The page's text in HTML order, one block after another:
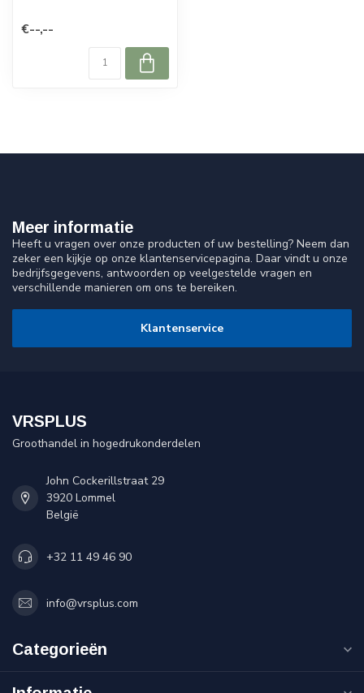
€--,--
Meer informatie
Heeft u vragen over onze producten of uw bestelling? Neem dan
zeker een kijkje op onze klantenservicepagina. Daar vindt u onze
bedrijfsgegevens, antwoorden op veelgestelde vragen en
verschillende manieren om ons te bereiken.
Klantenservice
VRSPLUS
Groothandel in hogedrukonderdelen
John Cockerillstraat 29
3920 Lommel
België
+32 11 49 46 90
info@vrsplus.com
Categorieën